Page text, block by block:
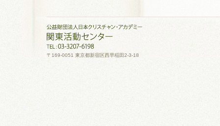
〒169-0051 東京都新宿区西早稲田2-3-18